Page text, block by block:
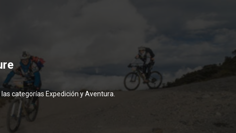
categorías Expedición y Aventura.